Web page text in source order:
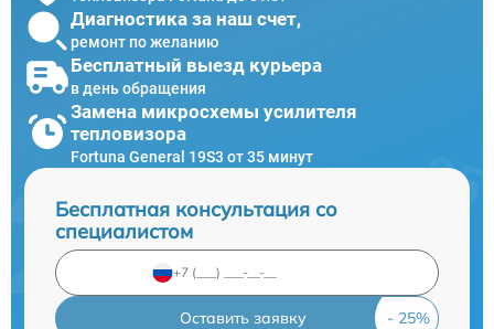
Диагностика за наш счет,
ремонт по желанию
Бесплатный выезд курьера
в день обращения
Замена микросхемы усилителя
тепловизора
Fortuna General 19S3 от 35 минут
Бесплатная консультация со
специалистом
Оставить заявку